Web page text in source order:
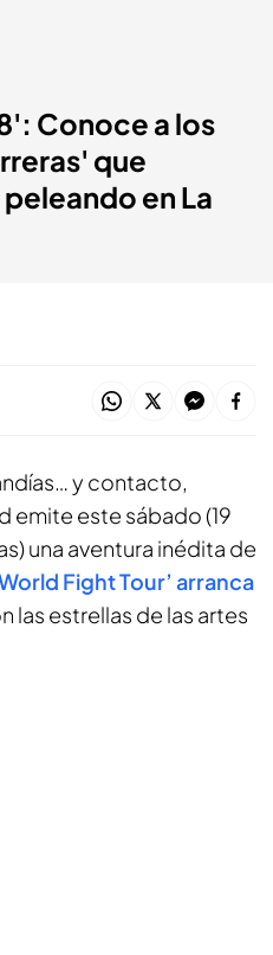
Conoce a los
que
en La
y contacto,
emite este sábado (19
una aventura inédita de
Fight Tour’ arranca
las estrellas de las artes